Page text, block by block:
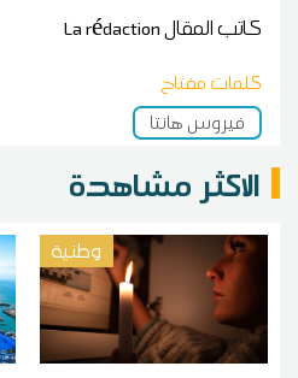
كاتب المقالLa rédaction
كلمات مفتاح
فيروس هانتا
الاكثر مشاهدة
وطنية